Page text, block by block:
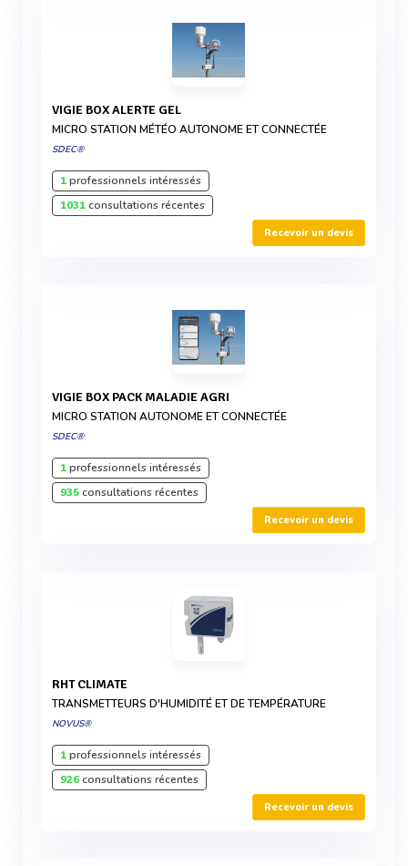
VIGIE BOX ALERTE GEL
MICRO STATION MÉTÉO AUTONOME ET CONNECTÉE
SDEC®
1professionnels intéressés
1031consultations récentes
Recevoir un devis
VIGIE BOX PACK MALADIE AGRI
MICRO STATION AUTONOME ET CONNECTÉE
SDEC®
1professionnels intéressés
935consultations récentes
Recevoir un devis
RHT CLIMATE
TRANSMETTEURS D'HUMIDITÉ ET DE TEMPÉRATURE
NOVUS®
1professionnels intéressés
926consultations récentes
Recevoir un devis